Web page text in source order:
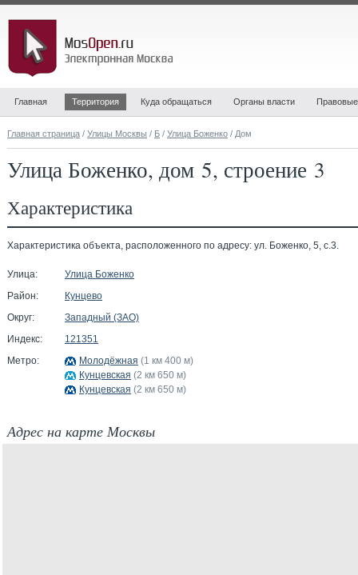
Главная Территория Куда обращаться Органы власти
Главная страница / Улицы Москвы / Б / Улица Боженко / Дом
Улица Боженко, дом 5, строение 3
Характеристика
Характеристика объекта, расположенного по адресу: ул. Боженко, 5, с.3.
Улица:
Улица Боженко
Район:
Кунцево
Округ:
Западный (ЗАО)
Индекс:
121351
Метро:
Молодёжная (1 км 400 м)
Кунцевская (2 км 650 м)
Кунцевская (2 км 650 м)
Адрес на карте Москвы